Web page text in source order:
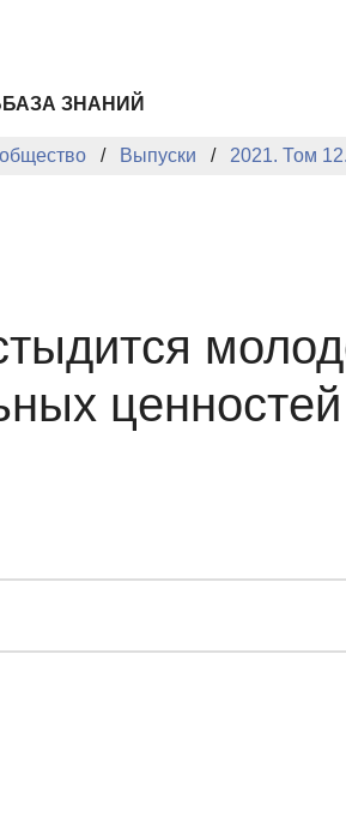
БАЗА ЗНАНИЙ
Выпуски 2021. Том
ценностей